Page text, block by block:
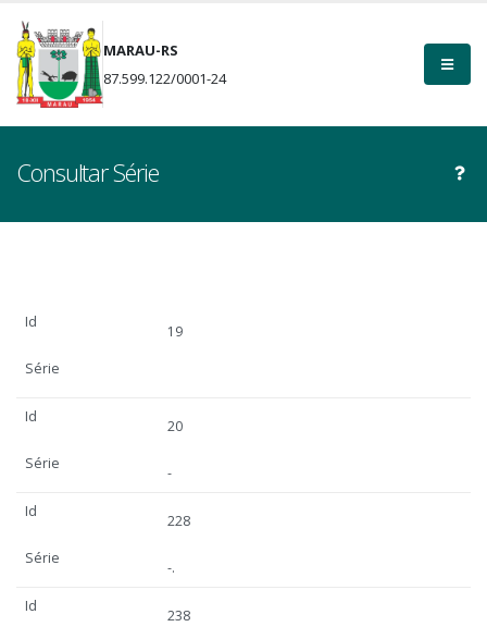
MARAU-RS
87.599.122/0001-24
Consultar Série
Id
19
Série
Id
20
Série
-
Id
228
Série
-.
Id
238